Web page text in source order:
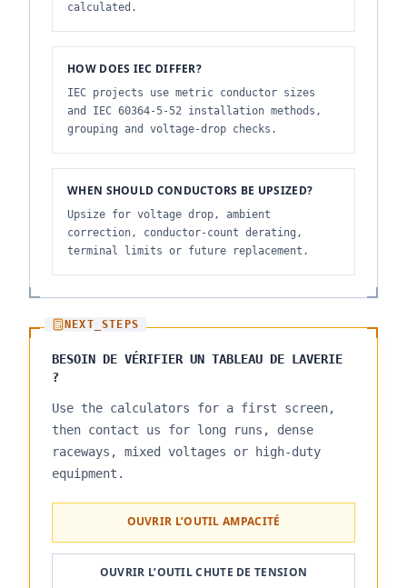
calculated.
HOW DOES IEC DIFFER?
IEC projects use metric conductor sizes
and IEC 60364-5-52 installation methods,
grouping and voltage-drop checks.
WHEN SHOULD CONDUCTORS BE UPSIZED?
Upsize for voltage drop, ambient
correction, conductor-count derating,
terminal limits or future replacement.
NEXT_STEPS
BESOIN DE VÉRIFIER UN TABLEAU DE LAVERIE
?
Use the calculators for a first screen,
then contact us for long runs, dense
raceways, mixed voltages or high-duty
equipment.
OUVRIR L’OUTIL AMPACITÉ
OUVRIR L’OUTIL CHUTE DE TENSION